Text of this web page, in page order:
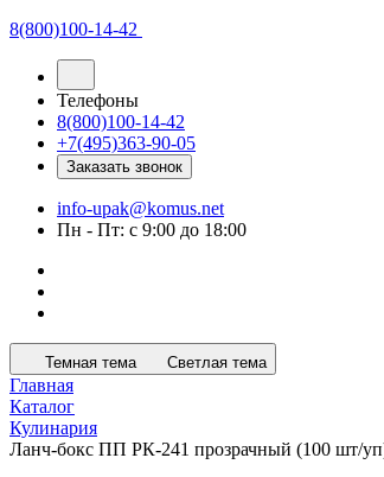
8(800)100-14-42
Телефоны
8(800)100-14-42
+7(495)363-90-05
Заказать звонок
info-upak@komus.net
Пн - Пт: с 9:00 до 18:00
Темная тема Светлая тема
Главная
Каталог
Кулинария
Ланч-бокс ПП РК-241 прозрачный (100 шт/